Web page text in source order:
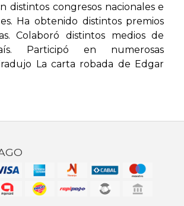
distintos congresos nacionales e
Ha obtenido distintos premios
Colaboró distintos medios de
Participó en numerosas
La carta robada de Edgar